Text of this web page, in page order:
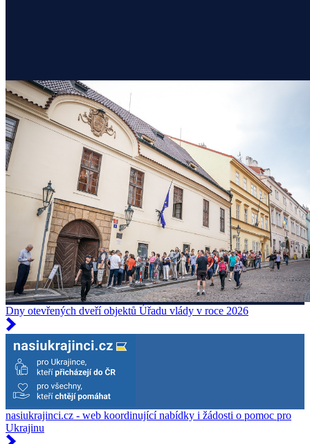
Dny otevřených dveří objektů Úřadu vlády v roce 2026
nasiukrajinci.cz - web koordinující nabídky i žádosti o pomoc pro
Ukrajinu